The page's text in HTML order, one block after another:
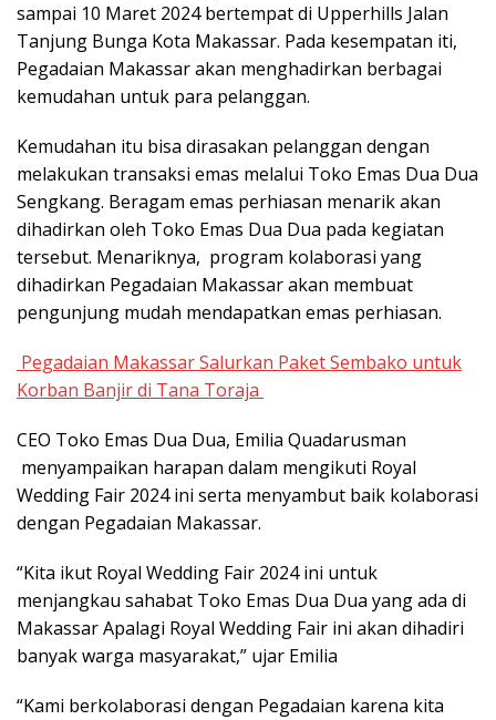
sampai 10 Maret 2024 bertempat di Upperhills Jalan
Tanjung Bunga Kota Makassar. Pada kesempatan iti,
Pegadaian Makassar akan menghadirkan berbagai
kemudahan untuk para pelanggan.
Kemudahan itu bisa dirasakan pelanggan dengan
melakukan transaksi emas melalui Toko Emas Dua Dua
Sengkang. Beragam emas perhiasan menarik akan
dihadirkan oleh Toko Emas Dua Dua pada kegiatan
tersebut. Menariknya, program kolaborasi yang
dihadirkan Pegadaian Makassar akan membuat
pengunjung mudah mendapatkan emas perhiasan.
Pegadaian Makassar Salurkan Paket Sembako untuk
Korban Banjir di Tana Toraja
CEO Toko Emas Dua Dua, Emilia Quadarusman
menyampaikan harapan dalam mengikuti Royal
Wedding Fair 2024 ini serta menyambut baik kolaborasi
dengan Pegadaian Makassar.
“Kita ikut Royal Wedding Fair 2024 ini untuk
menjangkau sahabat Toko Emas Dua Dua yang ada di
Makassar Apalagi Royal Wedding Fair ini akan dihadiri
banyak warga masyarakat,” ujar Emilia
“Kami berkolaborasi dengan Pegadaian karena kita